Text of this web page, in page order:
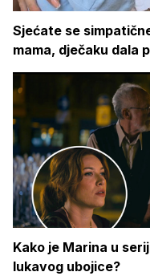
Sjećate se
mama, dječaku dala
Kako je Marina u
lukavog ubojice?